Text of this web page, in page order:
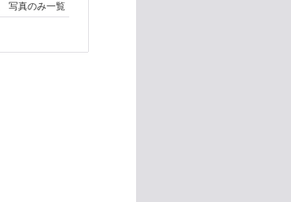
写真のみ一覧